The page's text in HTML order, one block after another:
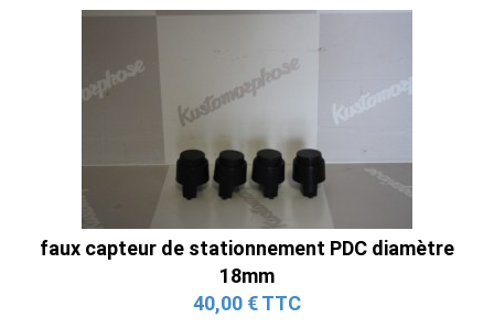
faux capteur de stationnement PDC diamètre
18mm
40,00 € TTC